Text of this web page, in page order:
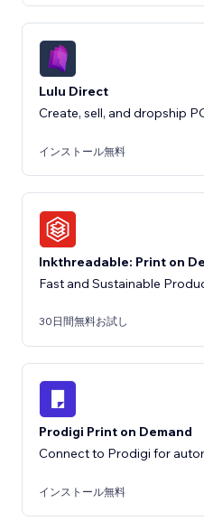
Lulu Direct
Create, sell, and dropship
インストール無料
Inkthreadable: Print on
Fast and Sustainable
30日間無料お試し
Prodigi Print on Demand
Connect to Prodigi for
インストール無料